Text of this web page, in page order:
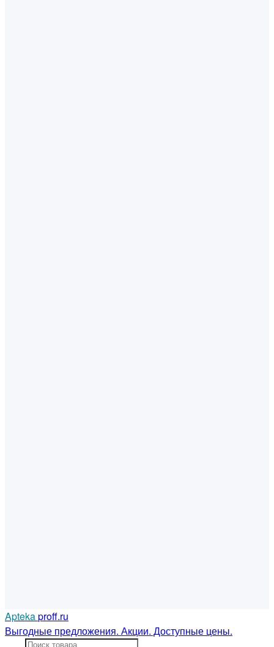
Aptekaproff.ru
Выгодные предложения. Акции. Доступные цены.